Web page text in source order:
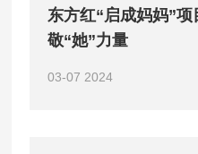
东方红“启成妈妈”
敬“她”力量
03-07 2024